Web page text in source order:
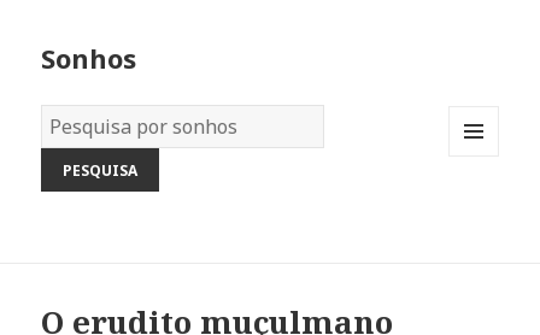
Sonhos
Dicionário
dos
Sonhos:
O erudito muçulmano